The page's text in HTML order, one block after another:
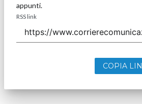
appunti.
RSS link
COPIA